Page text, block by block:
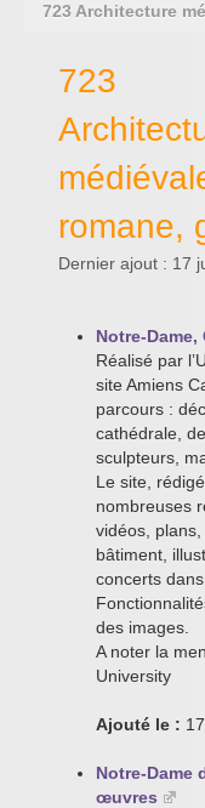
Appel à
Nos outils de
Qui sommes-nous
723 Architecture
723
romane,
Dernier ajout : 17
Notre-
Réalisé par
site Amiens
parcours :
cathédrale,
sculpteurs,
Le site,
nombreuses
vidéos,
bâtiment,
concerts
des images.
A noter la
University
Ajouté le :
Notre-Dame
œuvres